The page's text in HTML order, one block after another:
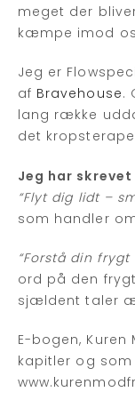
meget der
kæmpe imod
Jeg er
af Bravehouse.
lang række
det
Jeg har skrevet
“Flyt dig lidt –
som handler
“Forstå din
ord på den
sjældent taler
E-bogen, Kuren
kapitler og